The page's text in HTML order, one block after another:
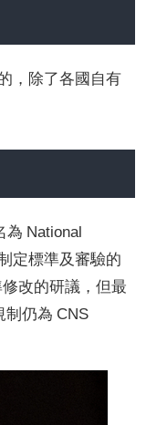
，除了各國自有
為 National
定標準及審驗的
改的研議，但最
制仍為 CNS